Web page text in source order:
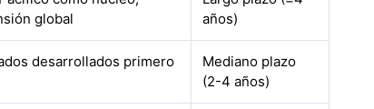
global
años)
desarrollados primero
Mediano plazo
(2-4 años)